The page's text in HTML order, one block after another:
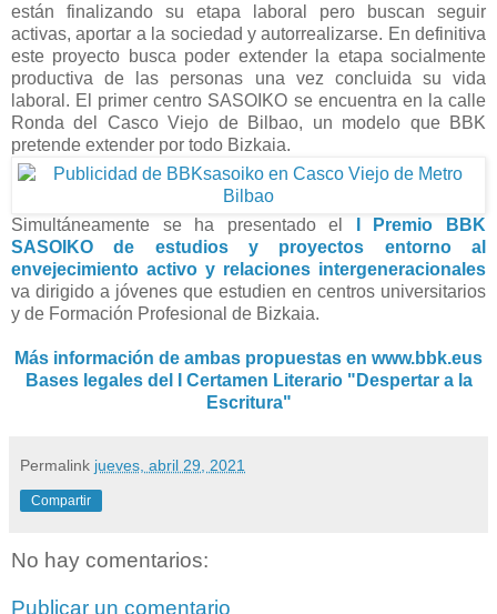
están finalizando su etapa laboral pero buscan seguir
activas, aportar a la sociedad y autorrealizarse. En definitiva
este proyecto busca poder extender la etapa socialmente
productiva de las personas una vez concluida su vida
laboral. El primer centro SASOIKO se encuentra en la calle
Ronda del Casco Viejo de Bilbao, un modelo que BBK
pretende extender por todo Bizkaia.
Simultáneamente se ha presentado el
I Premio BBK
SASOIKO de estudios y proyectos entorno al
envejecimiento activo y relaciones intergeneracionales
va dirigido a jóvenes que estudien en centros universitarios
y de Formación Profesional de Bizkaia.
Más información de ambas propuestas en www.bbk.eus
Bases legales del I Certamen Literario "Despertar a la
Escritura"
Permalink jueves, abril 29, 2021
Compartir
No hay comentarios:
Publicar un comentario